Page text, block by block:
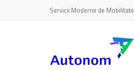
Servicii Moderne de Mobilitate